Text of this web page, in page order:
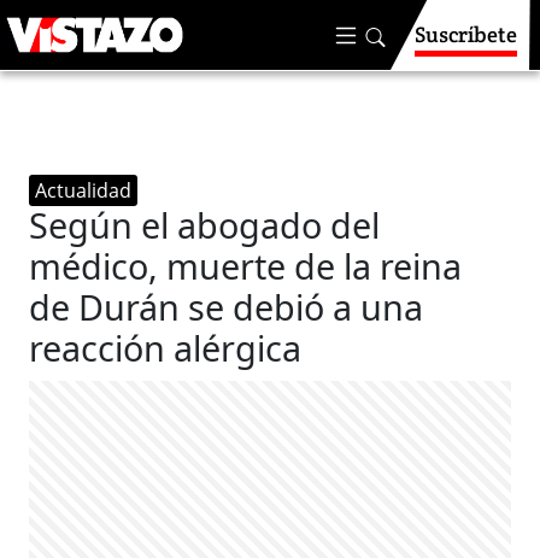
Suscríbete
Actualidad
Según el abogado del
médico, muerte de la reina
de Durán se debió a una
reacción alérgica